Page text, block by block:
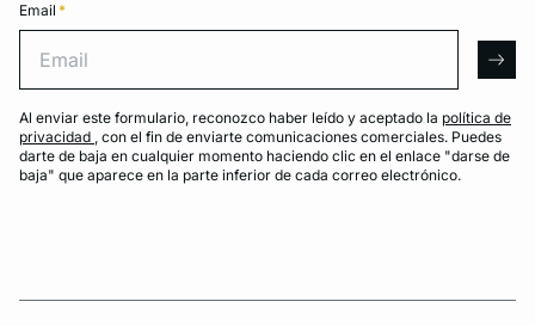
Email *
Al enviar este formulario, reconozco haber leído y aceptado la política de
privacidad , con el fin de enviarte comunicaciones comerciales. Puedes
darte de baja en cualquier momento haciendo clic en el enlace "darse de
baja" que aparece en la parte inferior de cada correo electrónico.